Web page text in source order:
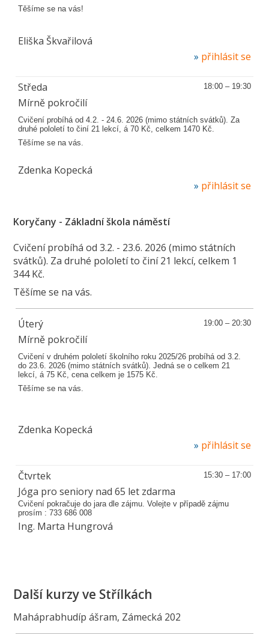
Těšíme se na vás!
Eliška Škvařilová
přihlásit se
Středa 18:00 – 19:30
Mírně pokročilí
Cvičení probíhá od 4.2. - 24.6. 2026 (mimo státních svátků). Za
druhé pololetí to činí 21 lekcí, á 70 Kč, celkem 1470 Kč.
Těšíme se na vás.
Zdenka Kopecká
přihlásit se
Koryčany - Základní škola náměstí
Cvičení probíhá od 3.2. - 23.6. 2026 (mimo státních
svátků). Za druhé pololetí to činí 21 lekcí, celkem 1
344 Kč.
Těšíme se na vás.
Úterý 19:00 – 20:30
Mírně pokročilí
Cvičení v druhém pololetí školního roku 2025/26 probíhá od 3.2.
do 23.6. 2026 (mimo státních svátků). Jedná se o celkem 21
lekcí, á 75 Kč, cena celkem je 1575 Kč.
Těšíme se na vás.
Zdenka Kopecká
přihlásit se
Čtvrtek 15:30 – 17:00
Jóga pro seniory nad 65 let zdarma
Cvičení pokračuje do jara dle zájmu. Volejte v případě zájmu
prosím : 733 686 008
Ing. Marta Hungrová
Další kurzy ve Střílkách
Maháprabhudíp ášram, Zámecká 202